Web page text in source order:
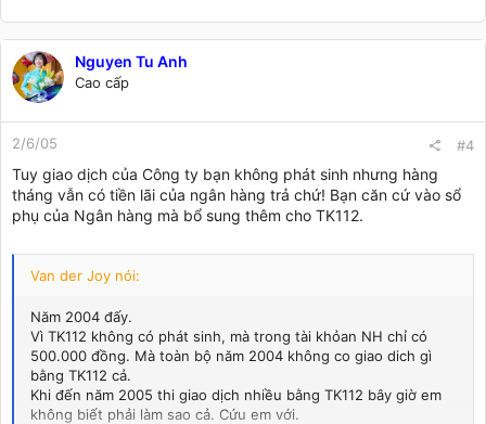
Nguyen Tu Anh
Cao cấp
2/6/05 #4
Tuy giao dịch của Công ty bạn không phát sinh nhưng hàng
tháng vẫn có tiền lãi của ngân hàng trả chứ! Bạn căn cứ vào sổ
phụ của Ngân hàng mà bổ sung thêm cho TK112.
Van der Joy nói:
Năm 2004 đấy.
Vì TK112 không có phát sinh, mà trong tài khỏan NH chỉ có
500.000 đồng. Mà toàn bộ năm 2004 không co giao dich gì
bằng TK112 cả.
Khi đến năm 2005 thi giao dịch nhiều bằng TK112 bây giờ em
không biết phải làm sao cả. Cứu em với.